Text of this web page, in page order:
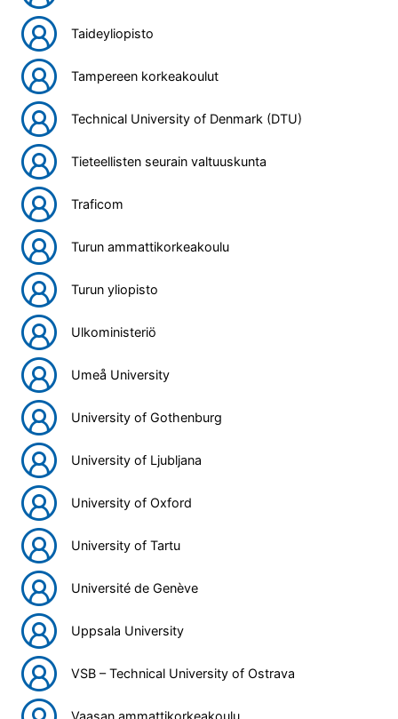
Taideyliopisto
Tampereen korkeakoulut
Technical University of Denmark (DTU)
Tieteellisten seurain valtuuskunta
Traficom
Turun ammattikorkeakoulu
Turun yliopisto
Ulkoministeriö
Umeå University
University of Gothenburg
University of Ljubljana
University of Oxford
University of Tartu
Université de Genève
Uppsala University
VSB – Technical University of Ostrava
Vaasan ammattikorkeakoulu